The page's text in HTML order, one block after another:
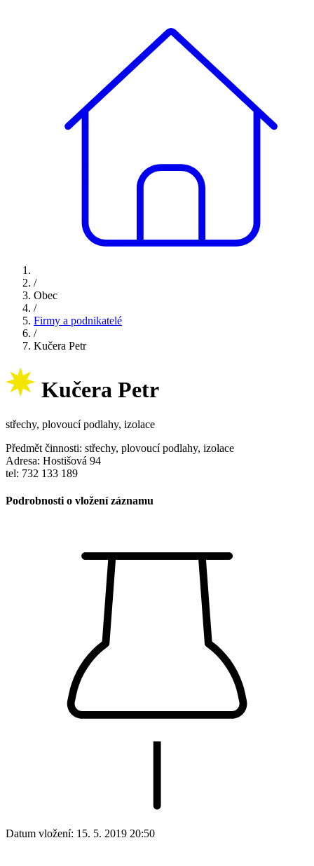
/
Obec
/
Firmy a podnikatelé
/
Kučera Petr
Kučera Petr
střechy, plovoucí podlahy, izolace
Předmět činnosti: střechy, plovoucí podlahy, izolace
Adresa: Hostišová 94
tel: 732 133 189
Podrobnosti o vložení záznamu
Datum vložení: 15. 5. 2019 20:50